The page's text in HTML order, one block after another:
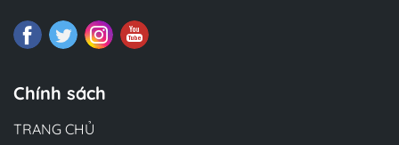
Chính sách
TRANG CHỦ